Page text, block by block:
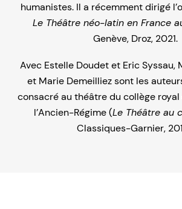
humanistes. Il a récemment dirigé
Le Théâtre néo-latin en France
Genève, Droz, 2021.
Avec Estelle Doudet et Eric Syssau,
et Marie Demeilliez sont les
consacré au théâtre du collège royal
l’Ancien-Régime (Le Théâtre au
Classiques-Garnier,